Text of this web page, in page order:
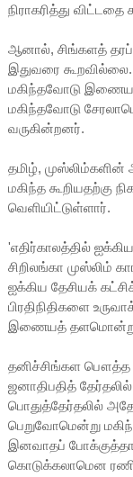
நிராகரித்து
ஆனால், சிங்களத்
இதுவரை
மகிந்தவோடு
மகிந்தவோடு
வருகின்றனர்.
தமிழ்,
மகிந்த கூறியதற்கு
வெளியிட்டுள்ளார்.
'எதிர்காலத்தில்
சிறிலங்கா முஸ்லிம்
ஐக்கிய தேசியக்
பிரதிநிதிகளை
இணையத் தளமொன்று
தனிச்சிங்கள பௌத்த
ஜனாதிபதித்
பொதுத்தேர்தலில்
பெறுவோமென்று
இனவாதப்
கொடுக்கலாமென